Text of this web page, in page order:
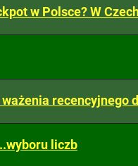
w Polsce? W
recencyjnego
liczb